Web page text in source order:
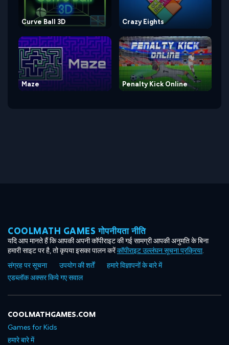
Curve Ball 3D Crazy Eights
Maze Penalty Kick Online
COOLMATH GAMES गोपनीयता नीति
यदि आप मानते हैं कि आपकी अपनी कॉपीराइट की गई सामग्री आपकी अनुमति के बिना
हमारी साइट पर है, तो कृपया इसका पालन करेंकॉपीराइट उल्लंघन सूचना प्रक्रिया.
संग्रह पर सूचना
उपयोग की शर्तें
हमारे विज्ञापनों के बारे में
एडब्लॉक अक्सर किये गए सवाल
COOLMATHGAMES.COM
Games for Kids
हमारे बारे में